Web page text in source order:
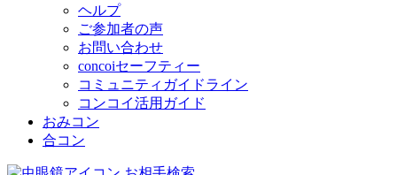
ヘルプ
ご参加者の声
お問い合わせ
concoiセーフティー
コミュニティガイドライン
コンコイ活用ガイド
おみコン
合コン